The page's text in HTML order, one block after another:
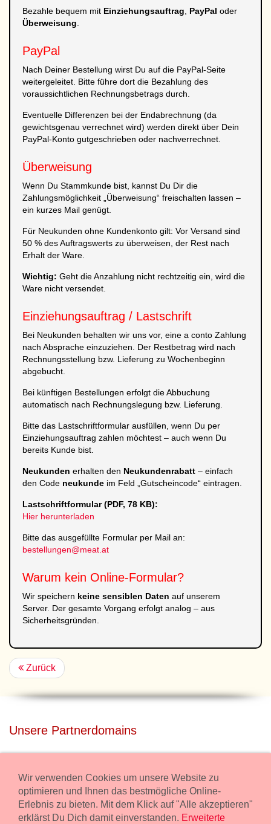
Bezahle bequem mit Einziehungsauftrag PayPal oder
Überweisung
PayPal
Nach Deiner Bestellung wirst Du auf die PayPal-Seite
weitergeleitet. Bitte führe dort die Bezahlung des
voraussichtlichen Rechnungsbetrags durch.
Eventuelle Differenzen bei der Endabrechnung (da
gewichtsgenau verrechnet wird) werden direkt über Dein
PayPal-Konto gutgeschrieben oder nachverrechnet.
Überweisung
Wenn Du Stammkunde bist, kannst Du Dir die
Zahlungsmöglichkeit „Überweisung“ freischalten lassen –
ein kurzes Mail genügt.
Für Neukunden ohne Kundenkonto gilt: Vor Versand sind
50 % des Auftragswerts zu überweisen, der Rest nach
Erhalt der Ware.
Wichtig: Geht die Anzahlung nicht rechtzeitig ein, wird die
Ware nicht versendet.
Einziehungsauftrag / Lastschrift
Bei Neukunden behalten wir uns vor, eine a conto Zahlung
nach Absprache einzuziehen. Der Restbetrag wird nach
Rechnungsstellung bzw. Lieferung zu Wochenbeginn
abgebucht.
Bei künftigen Bestellungen erfolgt die Abbuchung
automatisch nach Rechnungslegung bzw. Lieferung.
Bitte das Lastschriftformular ausfüllen, wenn Du per
Einziehungsauftrag zahlen möchtest – auch wenn Du
bereits Kunde bist.
Neukunden erhalten den Neukundenrabatt – einfach
den Code neukunde im Feld „Gutscheincode“ eintragen.
Lastschriftformular (PDF, 78 KB):
Hier herunterladen
Bitte das ausgefüllte Formular per Mail an:
bestellungen@meat.at
Warum kein Online-Formular?
Wir speichern keine sensiblen Daten auf unserem
Server. Der gesamte Vorgang erfolgt analog – aus
Sicherheitsgründen.
Zurück
Unsere Partnerdomains
Miete unser Haus bei Wiener Neustadt für Deine Party mit
Übernachtung.
freilaender.at
Wir verwenden Cookies um unsere Website zu
optimieren und Ihnen das bestmögliche Online-
Erlebnis zu bieten. Mit dem Klick auf "Alle akzeptieren"
erklärst Du Dich damit einverstanden. Erweiterte